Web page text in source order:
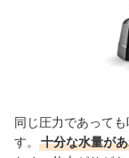
同じ圧力であって
す。
十分な水量が